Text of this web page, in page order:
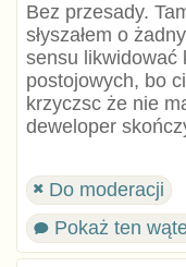
Bez przesady.
słyszałem o
sensu likwidować
postojowych, bo
krzyczsc że nie
deweloper
Do moderacji
Pokaż ten